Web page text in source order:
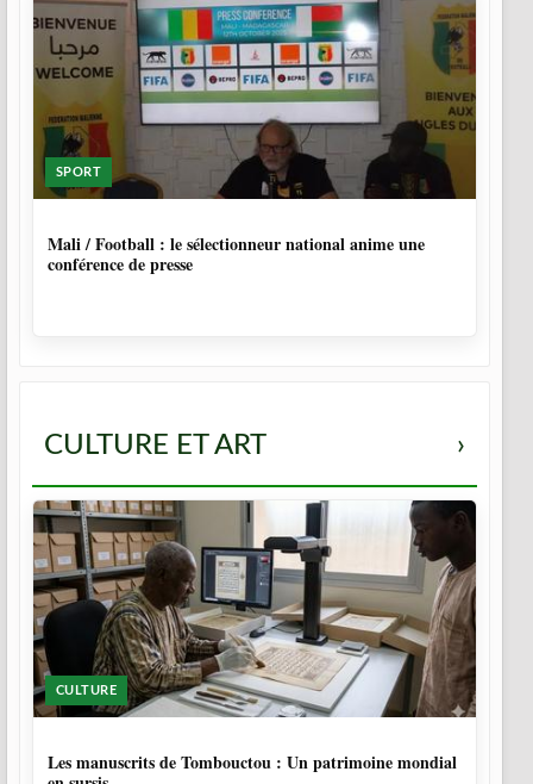
SPORT
Mali / Football : le sélectionneur national anime une
conférence de presse
CULTURE ET ART ›
CULTURE
Les manuscrits de Tombouctou : Un patrimoine mondial